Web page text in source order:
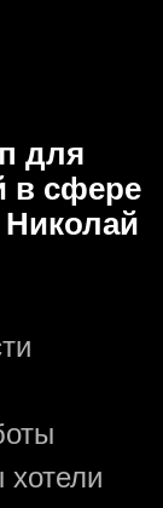
для
в сфере